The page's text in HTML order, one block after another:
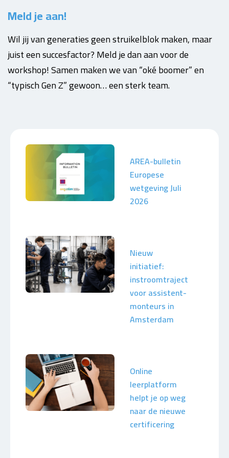
Meld je aan!
Wil jij van generaties geen struikelblok maken, maar
juist een succesfactor? Meld je dan aan voor de
workshop! Samen maken we van “oké boomer” en
“typisch Gen Z” gewoon… een sterk team.
AREA-bulletin
Europese
wetgeving Juli
2026
Nieuw
initiatief:
instroomtraject
voor assistent-
monteurs in
Amsterdam
Online
leerplatform
helpt je op weg
naar de nieuwe
certificering